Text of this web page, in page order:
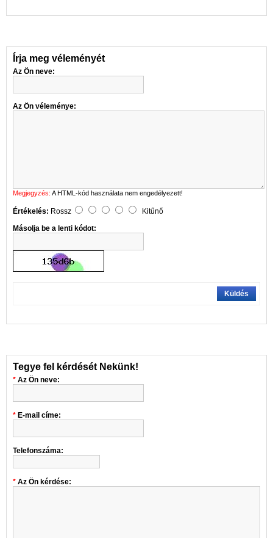
Írja meg véleményét
Az Ön neve:
Az Ön véleménye:
Megjegyzés: A HTML-kód használata nem engedélyezett!
Értékelés: Rossz
Kitűnő
Másolja be a lenti kódot:
Küldés
Tegye fel kérdését Nekünk!
Az Ön neve:
E-mail címe:
Telefonszáma:
Az Ön kérdése: